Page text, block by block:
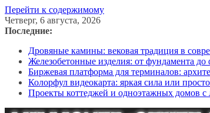
Перейти к содержимому
Четверг, 6 августа, 2026
Последние:
Дровяные камины: вековая традиция в
Железобетонные изделия: от фундамента
Биржевая платформа для терминалов:
Колорфул видеокарта: яркая сила или
Проекты коттеджей и одноэтажных домов